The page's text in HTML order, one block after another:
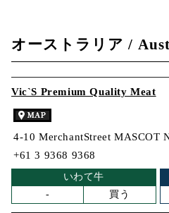
オーストラリア /
Vic`S Premium Quality Meat
4-10 MerchantStreet MASCOT
+61 3 9368 9368
いわて牛
-
買う